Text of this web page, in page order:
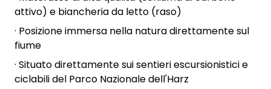
attivo) e biancheria da letto (raso)
· Posizione immersa nella natura direttamente sul
fiume
· Situato direttamente sui sentieri escursionistici e
ciclabili del Parco Nazionale dell'Harz